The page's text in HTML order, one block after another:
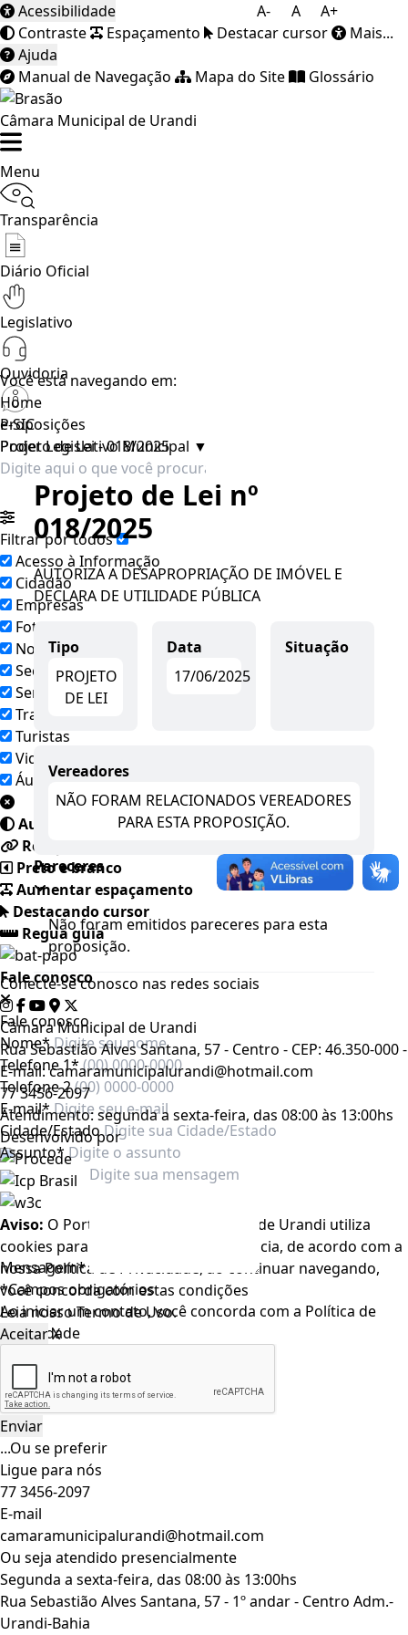
A- A A+
Acessibilidade
Contraste
Espaçamento Destacar cursor
Mais...
Ajuda
Manual de Navegação
Mapa do Site Glossário
Câmara Municipal de Urandi
Menu
Transparência
Diário Oficial
Legislativo
Ouvidoria
e-SIC
Poder Legislativo Municipal ▼
Filtrar por todos
Acesso à Informação
Cidadão
Empresas
Fotos
Notícias
Secretarias
Servidor
Transparência
Turistas
Videos
Áudios
Auto contraste
Realçar links
Preto e branco
Aumentar espaçamento
Destacando cursor
Regua guia
Fale conosco
Fale conosco
Nome*
Telefone 1*
Telefone 2
E-mail*
Cidade/Estado
Assunto*
Mensagem*
*Campos obrigatórios
Ao iniciar um contato, você concorda com a Política de
privacidade
...Ou se preferir
Ligue para nós
77 3456-2097
E-mail
camaramunicipalurandi@hotmail.com
Ou seja atendido presencialmente
Segunda a sexta-feira, das 08:00 às 13:00hs
Rua Sebastião Alves Santana, 57 - 1º andar - Centro Adm.-
Urandi-Bahia
Você está navegando em:
Home
Proposições
Projeto de Lei - 018/2025
Projeto de Lei nº
018/2025
AUTORIZA A DESAPROPRIAÇÃO DE IMÓVEL E
DECLARA DE UTILIDADE PÚBLICA
Tipo
PROJETO
DE LEI
Data
17/06/2025
Situação
Vereadores
NÃO FORAM RELACIONADOS VEREADORES
PARA ESTA PROPOSIÇÃO.
Pareceres
Não foram emitidos pareceres para esta
proposição.
Conecte-se conosco nas redes sociais
Câmara Municipal de Urandi
Rua Sebastião Alves Santana, 57 - Centro - CEP: 46.350-000 -
E-mail: camaramunicipalurandi@hotmail.com
77 3456-2097
Atendimento: segunda a sexta-feira, das 08:00 às 13:00hs
Desenvolvido por
Aviso: O Portal da Câmara Municipal de Urandi utiliza
cookies para melhorar a sua experiência, de acordo com a
nossa Política de Privacidade, ao continuar navegando,
você concorda com estas condições
Leia nossoTermo de Uso.
AceitarX